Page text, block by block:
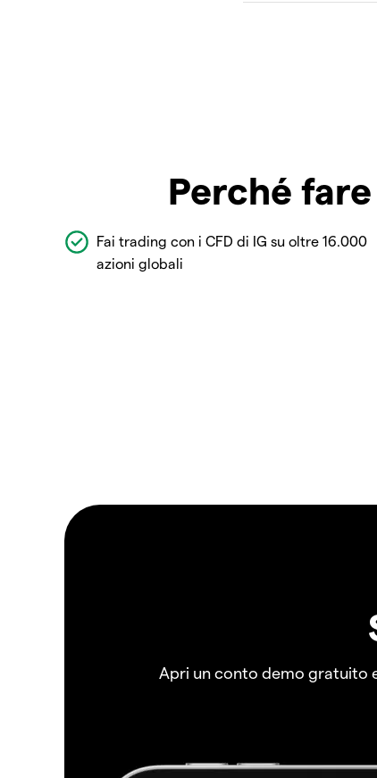
Perché
Fai trading con i CFD di IG su oltre 16.000
azioni globali
Apri un conto demo gratuito